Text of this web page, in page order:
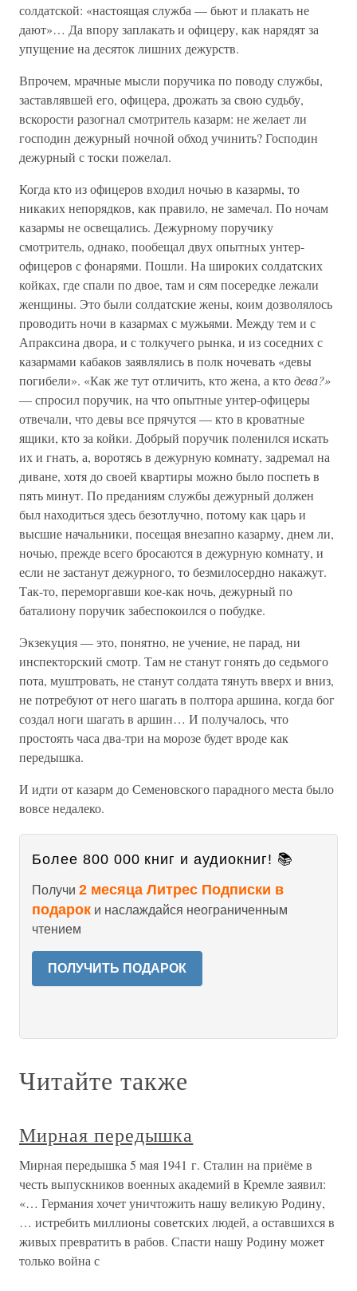
солдатской: «настоящая служба — бьют и плакать не
дают»… Да впору заплакать и офицеру, как нарядят за
упущение на десяток лишних дежурств.
Впрочем, мрачные мысли поручика по поводу службы,
заставлявшей его, офицера, дрожать за свою судьбу,
вскорости разогнал смотритель казарм: не желает ли
господин дежурный ночной обход учинить? Господин
дежурный с тоски пожелал.
Когда кто из офицеров входил ночью в казармы, то
никаких непорядков, как правило, не замечал. По ночам
казармы не освещались. Дежурному поручику
смотритель, однако, пообещал двух опытных унтер-
офицеров с фонарями. Пошли. На широких солдатских
койках, где спали по двое, там и сям посередке лежали
женщины. Это были солдатские жены, коим дозволялось
проводить ночи в казармах с мужьями. Между тем и с
Апраксина двора, и с толкучего рынка, и из соседних с
казармами кабаков заявлялись в полк ночевать «девы
погибели». «Как же тут отличить, кто жена, а ктодева?»
— спросил поручик, на что опытные унтер-офицеры
отвечали, что девы все прячутся — кто в кроватные
ящики, кто за койки. Добрый поручик поленился искать
их и гнать, а, воротясь в дежурную комнату, задремал на
диване, хотя до своей квартиры можно было поспеть в
пять минут. По преданиям службы дежурный должен
был находиться здесь безотлучно, потому как царь и
высшие начальники, посещая внезапно казарму, днем ли,
ночью, прежде всего бросаются в дежурную комнату, и
если не застанут дежурного, то безмилосердно накажут.
Так-то, переморгавши кое-как ночь, дежурный по
баталиону поручик забеспокоился о побудке.
Экзекуция — это, понятно, не учение, не парад, ни
инспекторский смотр. Там не станут гонять до седьмого
пота, муштровать, не станут солдата тянуть вверх и вниз,
не потребуют от него шагать в полтора аршина, когда бог
создал ноги шагать в аршин… И получалось, что
простоять часа два-три на морозе будет вроде как
передышка.
И идти от казарм до Семеновского парадного места было
вовсе недалеко.
Более 800 000 книг и аудиокниг! 📚
Получи 2 месяца Литрес Подписки в
подарок и наслаждайся неограниченным
чтением
ПОЛУЧИТЬ ПОДАРОК
Читайте также
Мирная передышка
Мирная передышка 5 мая 1941 г. Сталин на приёме в
честь выпускников военных академий в Кремле заявил:
«… Германия хочет уничтожить нашу великую Родину,
… истребить миллионы советских людей, а оставшихся в
живых превратить в рабов. Спасти нашу Родину может
только война с